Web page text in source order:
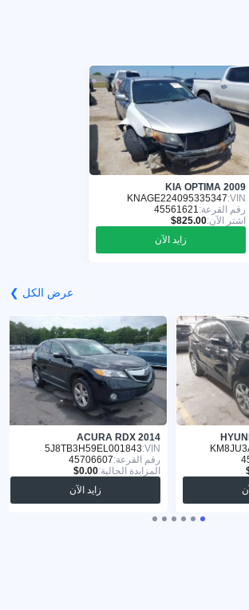
KIA OPTIMA 2009
VIN:
KNAGE224095335347
رقم القرعة:45561621
اشترِ الآن:
زايد الآن
عرض الكل ❯
ACURA RDX 2014
VIN:
5J8TB3H59EL001843
رقم القرعة:45706607
المزايدة الحالية:
زايد الآن